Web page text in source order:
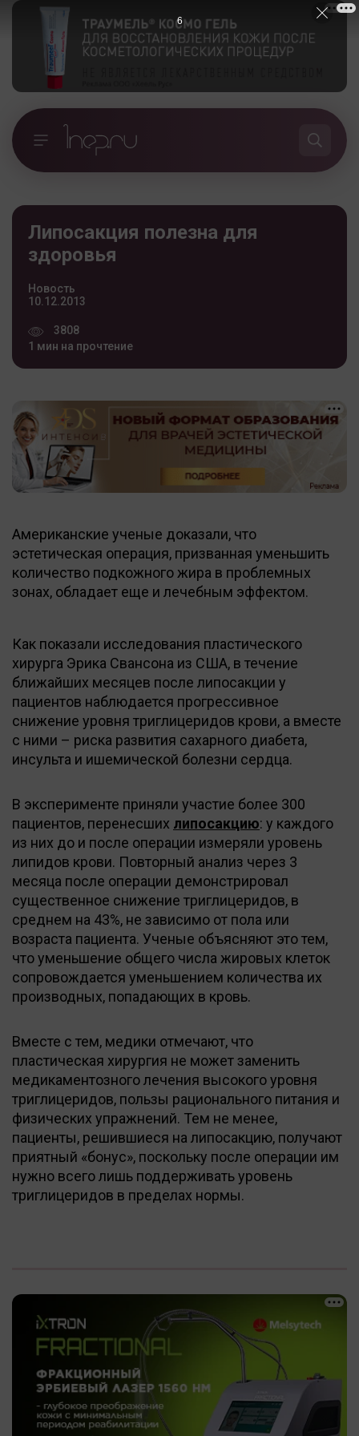
Липосакция полезна для
здоровья
Новость
10.12.2013
3808
1 мин на прочтение
Американские ученые доказали, что
эстетическая операция, призванная уменьшить
количество подкожного жира в проблемных
зонах, обладает еще и лечебным эффектом.
Как показали исследования пластического
хирурга Эрика Свансона из США, в течение
ближайших месяцев после липосакции у
пациентов наблюдается прогрессивное
снижение уровня триглицеридов крови, а вместе
с ними – риска развития сахарного диабета,
инсульта и ишемической болезни сердца.
В эксперименте приняли участие более 300
пациентов, перенесших липосакцию: у каждого
из них до и после операции измеряли уровень
липидов крови. Повторный анализ через 3
месяца после операции демонстрировал
существенное снижение триглицеридов, в
среднем на 43%, не зависимо от пола или
возраста пациента. Ученые объясняют это тем,
что уменьшение общего числа жировых клеток
сопровождается уменьшением количества их
производных, попадающих в кровь.
Вместе с тем, медики отмечают, что
пластическая хирургия не может заменить
медикаментозного лечения высокого уровня
триглицеридов, пользы рационального питания и
физических упражнений. Тем не менее,
пациенты, решившиеся на липосакцию, получают
приятный «бонус», поскольку после операции им
нужно всего лишь поддерживать уровень
триглицеридов в пределах нормы.
5